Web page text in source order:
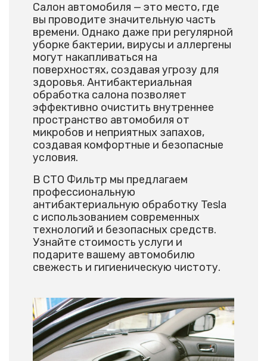
Салон автомобиля — это место, где
вы проводите значительную часть
времени. Однако даже при регулярной
уборке бактерии, вирусы и аллергены
могут накапливаться на
поверхностях, создавая угрозу для
здоровья. Антибактериальная
обработка салона позволяет
эффективно очистить внутреннее
пространство автомобиля от
микробов и неприятных запахов,
создавая комфортные и безопасные
условия.
В СТО Фильтр мы предлагаем
профессиональную
антибактериальную обработку Tesla
с использованием современных
технологий и безопасных средств.
Узнайте стоимость услуги и
подарите вашему автомобилю
свежесть и гигиеническую чистоту.